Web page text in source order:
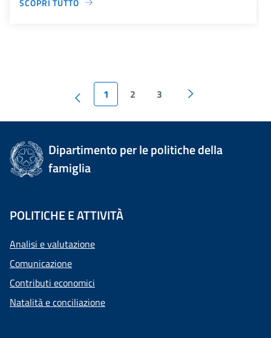
1 2 3
Dipartimento per le politiche della
famiglia
POLITICHE E ATTIVITÀ
Analisi e valutazione
Comunicazione
Contributi economici
Natalità e conciliazione